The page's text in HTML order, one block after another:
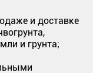
и доставке
и грунта;